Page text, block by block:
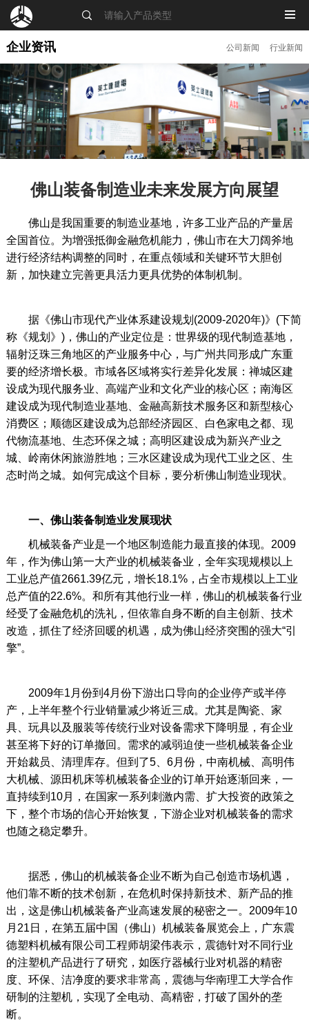
MENU
企业资讯 公司新闻 行业新闻
佛山装备制造业未来发展方向展望
佛山是我国重要的制造业基地，许多工业产品的产量居
全国首位。为增强抵御金融危机能力，佛山市在大刀阔斧地
进行经济结构调整的同时，在重点领域和关键环节大胆创
新，加快建立完善更具活力更具优势的体制机制。
据《佛山市现代产业体系建设规划(2009-2020年)》(下简
称《规划》)，佛山的产业定位是：世界级的现代制造基地，
辐射泛珠三角地区的产业服务中心，与广州共同形成广东重
要的经济增长极。市域各区域将实行差异化发展：禅城区建
设成为现代服务业、高端产业和文化产业的核心区；南海区
建设成为现代制造业基地、金融高新技术服务区和新型核心
消费区；顺德区建设成为总部经济园区、白色家电之都、现
代物流基地、生态环保之城；高明区建设成为新兴产业之
城、岭南休闲旅游胜地；三水区建设成为现代工业之区、生
态时尚之城。如何完成这个目标，要分析佛山制造业现状。
一、佛山装备制造业发展现状
机械装备产业是一个地区制造能力最直接的体现。2009
年，作为佛山第一大产业的机械装备业，全年实现规模以上
工业总产值2661.39亿元，增长18.1%，占全市规模以上工业
总产值的22.6%。和所有其他行业一样，佛山的机械装备行业
经受了金融危机的洗礼，但依靠自身不断的自主创新、技术
改造，抓住了经济回暖的机遇，成为佛山经济突围的强大“引
擎”。
2009年1月份到4月份下游出口导向的企业停产或半停
产，上半年整个行业销量减少将近三成。尤其是陶瓷、家
具、玩具以及服装等传统行业对设备需求下降明显，有企业
甚至将下好的订单撤回。需求的减弱迫使一些机械装备企业
开始裁员、清理库存。但到了5、6月份，中南机械、高明伟
大机械、源田机床等机械装备企业的订单开始逐渐回来，一
直持续到10月，在国家一系列刺激内需、扩大投资的政策之
下，整个市场的信心开始恢复，下游企业对机械装备的需求
也随之稳定攀升。
据悉，佛山的机械装备企业不断为自己创造市场机遇，
他们靠不断的技术创新，在危机时保持新技术、新产品的推
出，这是佛山机械装备产业高速发展的秘密之一。2009年10
月21日，在第五届中国（佛山）机械装备展览会上，广东震
德塑料机械有限公司工程师胡梁伟表示，震德针对不同行业
的注塑机产品进行了研究，如医疗器械行业对机器的精密
度、环保、洁净度的要求非常高，震德与华南理工大学合作
研制的注塑机，实现了全电动、高精密，打破了国外的垄
断。